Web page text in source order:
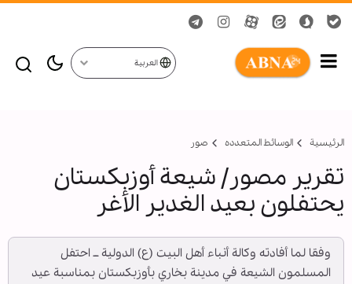
العربية
الرئيسية الوسائط المتعدده صور
تقرير مصور/ شيعة أوزبكستان
يحتفلون بعيد الغدير الأغر
وفقا لما أفادته وكالة أنباء أهل البيت (ع) الدولية ــ احتفل
المسلمون الشيعة في مدينة بخاري بأوزبكستان بمناسبة عيد